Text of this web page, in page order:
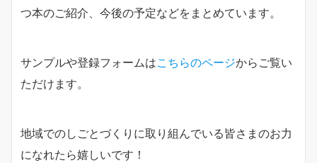
つ本のご紹介、今後の予定などをまとめています。
サンプルや登録フォームはこちらのページからご覧い
ただけます。
地域でのしごとづくりに取り組んでいる皆さまのお力
になれたら嬉しいです！